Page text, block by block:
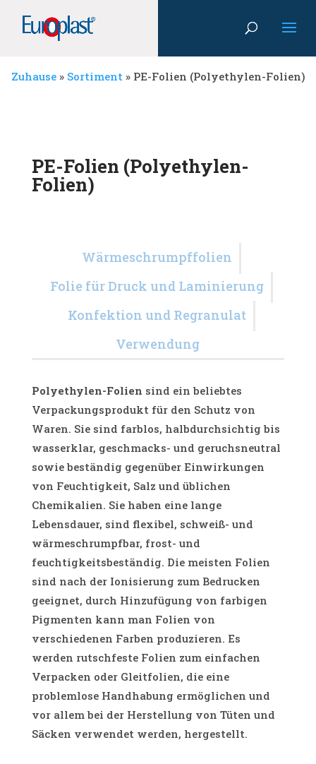
Zuhause» Sortiment» PE-Folien (Polyethylen-Folien)
PE-Folien (Polyethylen-
Folien)
Wärmeschrumpffolien
Folie für Druck und Laminierung
Konfektion und Regranulat
Verwendung
Polyethylen-Folien sind ein beliebtes
Verpackungsprodukt für den Schutz von
Waren. Sie sind farblos, halbdurchsichtig bis
wasserklar, geschmacks- und geruchsneutral
sowie beständig gegenüber Einwirkungen
von Feuchtigkeit, Salz und üblichen
Chemikalien. Sie haben eine lange
Lebensdauer, sind flexibel, schweiß- und
wärmeschrumpfbar, frost- und
feuchtigkeitsbeständig. Die meisten Folien
sind nach der Ionisierung zum Bedrucken
geeignet, durch Hinzufügung von farbigen
Pigmenten kann man Folien von
verschiedenen Farben produzieren. Es
werden rutschfeste Folien zum einfachen
Verpacken oder Gleitfolien, die eine
problemlose Handhabung ermöglichen und
vor allem bei der Herstellung von Tüten und
Säcken verwendet werden, hergestellt.